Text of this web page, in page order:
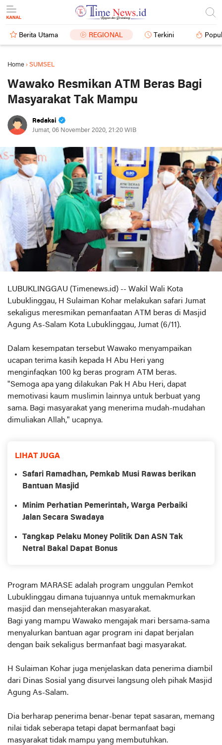
Berita Utama REGIONAL Terkini
Home › SUMSEL
Wawako Resmikan ATM Beras Bagi
Masyarakat Tak Mampu
Redaksi
Jumat, 06 November 2020, 21:20 WIB
LUBUKLINGGAU (Timenews.id) -- Wakil Wali Kota
Lubuklinggau, H Sulaiman Kohar melakukan safari Jumat
sekaligus meresmikan pemanfaatan ATM beras di Masjid
Agung As-Salam Kota Lubuklinggau, Jumat (6/11).
Dalam kesempatan tersebut Wawako menyampaikan
ucapan terima kasih kepada H Abu Heri yang
menginfaqkan 100 kg beras program ATM beras.
"Semoga apa yang dilakukan Pak H Abu Heri, dapat
memotivasi kaum muslimin lainnya untuk berbuat yang
sama. Bagi masyarakat yang menerima mudah-mudahan
dimuliakan Allah," ucapnya.
LIHAT JUGA
Safari Ramadhan, Pemkab Musi Rawas berikan
Bantuan Masjid
Minim Perhatian Pemerintah, Warga Perbaiki
Jalan Secara Swadaya
Tangkap Pelaku Money Politik Dan ASN Tak
Netral Bakal Dapat Bonus
Program MARASE adalah program unggulan Pemkot
Lubuklinggau dimana tujuannya untuk memakmurkan
masjid dan mensejahterakan masyarakat.
Bagi yang mampu Wawako mengajak mari bersama-sama
menyalurkan bantuan agar program ini dapat berjalan
dengan baik sekaligus bermanfaat bagi masyarakat.
H Sulaiman Kohar juga menjelaskan data penerima diambil
dari Dinas Sosial yang disurvei langsung oleh pihak Masjid
Agung As-Salam.
Dia berharap penerima benar-benar tepat sasaran, memang
nilai tidak seberapa tetapi dapat bermanfaat bagi
masyarakat tidak mampu yang membutuhkan.